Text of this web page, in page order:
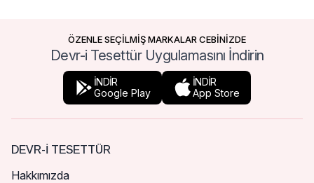
ÖZENLE SEÇİLMİŞ MARKALAR CEBİNİZDE
Devr-i Tesettür Uygulamasını İndirin
İNDİR
Google Play
İNDİR
App Store
DEVR-I TESETTÜR
Hakkımızda